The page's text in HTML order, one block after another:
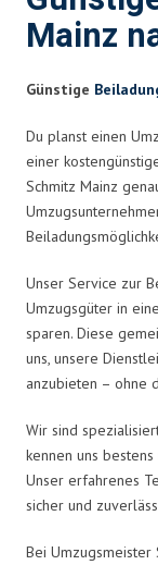
Mainz
Günstige
Du planst einen
einer
Schmitz Mainz
Unser Service zur
Umzugsgüter in
sparen. Diese
uns, unsere
anzubieten – ohne
Wir sind
kennen uns
Unser erfahrenes
sicher und
Bei